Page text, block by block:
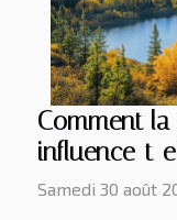
Comment
influence-t-
Samedi 30 août